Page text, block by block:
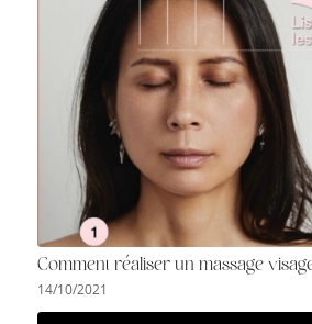
Comment réaliser un massage
14/10/2021